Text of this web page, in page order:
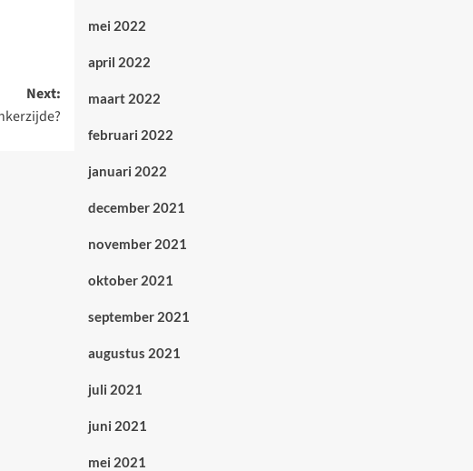
Next:
mei 2022
april 2022
maart 2022
februari 2022
januari 2022
december 2021
november 2021
oktober 2021
september 2021
augustus 2021
juli 2021
juni 2021
mei 2021